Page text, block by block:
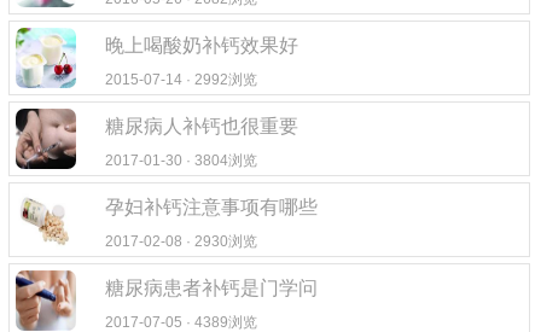
晚上喝酸奶补钙效果好
2015-07-14 · 2992浏览
糖尿病人补钙也很重要
2017-01-30 · 3804浏览
孕妇补钙注意事项有哪些
2017-02-08 · 2930浏览
糖尿病患者补钙是门学问
2017-07-05 · 4389浏览